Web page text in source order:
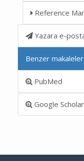
Reference
Yazara e-
Benzer makaleler
PubMed
Google Scholar